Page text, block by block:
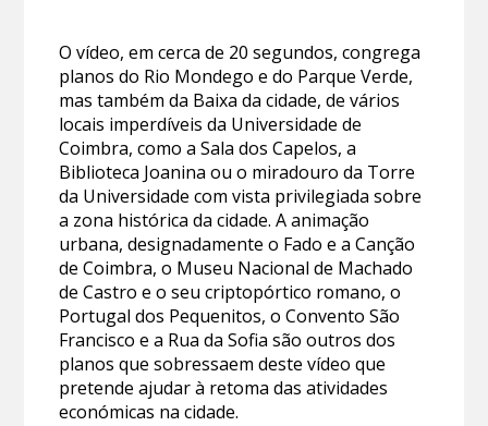
O vídeo, em cerca de 20 segundos, congrega
planos do Rio Mondego e do Parque Verde,
mas também da Baixa da cidade, de vários
locais imperdíveis da Universidade de
Coimbra, como a Sala dos Capelos, a
Biblioteca Joanina ou o miradouro da Torre
da Universidade com vista privilegiada sobre
a zona histórica da cidade. A animação
urbana, designadamente o Fado e a Canção
de Coimbra, o Museu Nacional de Machado
de Castro e o seu criptopórtico romano, o
Portugal dos Pequenitos, o Convento São
Francisco e a Rua da Sofia são outros dos
planos que sobressaem deste vídeo que
pretende ajudar à retoma das atividades
económicas na cidade.